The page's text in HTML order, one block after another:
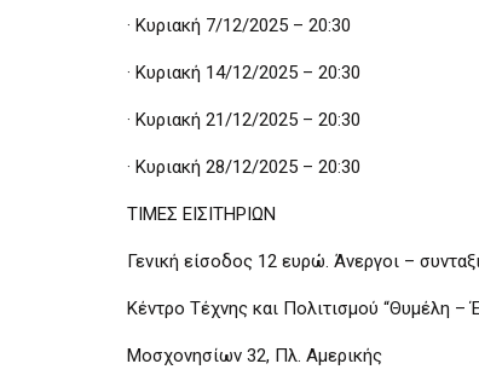
· Κυριακή 7/12/2025 – 20:30
· Κυριακή 14/12/2025 – 20:30
· Κυριακή 21/12/2025 – 20:30
· Κυριακή 28/12/2025 – 20:30
ΤΙΜΕΣ ΕΙΣΙΤΗΡΙΩΝ
Γενική είσοδος 12 ευρώ. Άνεργοι –
Κέντρο Τέχνης και Πολιτισμού “Θυμέλη –
Μοσχονησίων 32, Πλ. Αμερικής